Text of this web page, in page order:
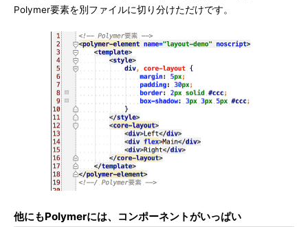
Polymer要素を別ファイルに切り分けただけです。
他にもPolymerには、コンポーネントがいっぱい